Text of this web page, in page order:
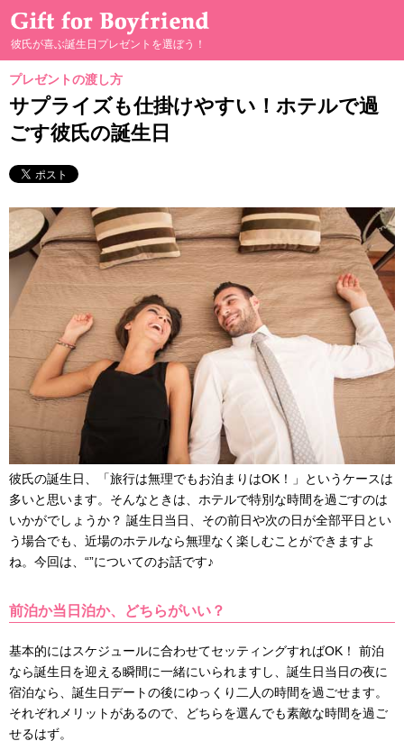
彼氏が喜ぶ誕生日プレゼントを選ぼう！
彼が喜ぶプレゼント選び
男の本音
プレゼントの渡し方
手作りプレゼント
二人の親密度別プレゼント
二人のプレゼントヒストリー
プレゼントの渡し方
サプライズも仕掛けやすい！ホテルで過
ごす彼氏の誕生日
彼氏の誕生日、「旅行は無理でもお泊まりはOK！」というケースは
多いと思います。そんなときは、ホテルで特別な時間を過ごすのは
いかがでしょうか？ 誕生日当日、その前日や次の日が全部平日とい
う場合でも、近場のホテルなら無理なく楽しむことができますよ
ね。今回は、“”についてのお話です♪
前泊か当日泊か、どちらがいい？
基本的にはスケジュールに合わせてセッティングすればOK！ 前泊
なら誕生日を迎える瞬間に一緒にいられますし、誕生日当日の夜に
宿泊なら、誕生日デートの後にゆっくり二人の時間を過ごせます。
それぞれメリットがあるので、どちらを選んでも素敵な時間を過ご
せるはず。